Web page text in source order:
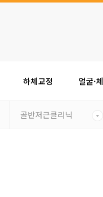
하체교정 얼굴·
골반저근클리닉